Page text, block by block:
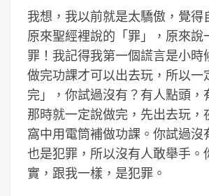
我想，我以前就是太驕傲，覺得
原來聖經裡說的「罪」，原來說
罪！我記得我第一個謊言是小時
做完功課才可以出去玩，所以一
完」，你試過沒有？有人點頭，
那時就一定說做完，先出去玩，
窩中用電筒補做功課。你試過沒
也是犯罪，所以沒有人敢舉手。
實，跟我一樣，是犯罪。